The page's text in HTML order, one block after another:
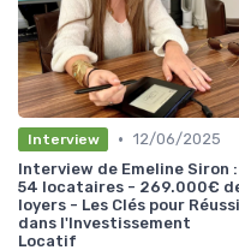
Interview • 12/06/2025
Interview de Emeline Siron :
54 locataires - 269.000€
loyers - Les Clés pour
dans l'Investissement
Locatif